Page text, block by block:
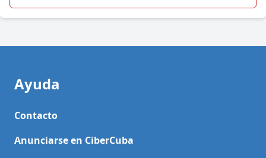
Ayuda
Contacto
Anunciarse en CiberCuba